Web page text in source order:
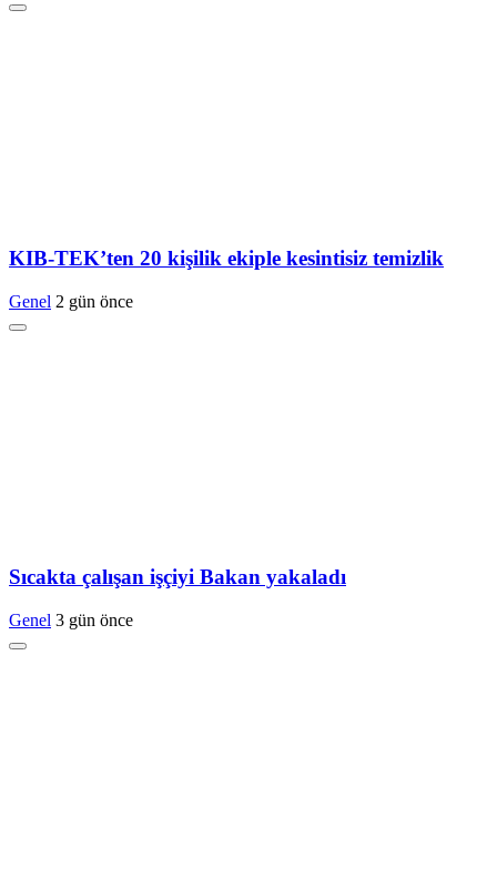
KIB-TEK’ten 20 kişilik ekiple kesintisiz temizlik
Genel 2 gün önce
Sıcakta çalışan işçiyi Bakan yakaladı
Genel 3 gün önce